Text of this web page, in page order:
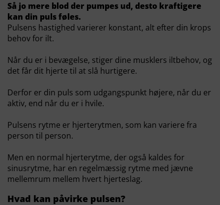
Så jo mere blod der pumpes ud, desto kraftigere
kan din puls føles.
Pulsens hastighed varierer konstant, alt efter din krops
behov for ilt.
Når du er i bevægelse, stiger dine musklers iltbehov, og
det får dit hjerte til at slå hurtigere.
Derfor er din puls som udgangspunkt højere, når du er
aktiv, end når du er i hvile.
Pulsens rytme er hjerterytmen, som kan variere fra
person til person.
Men en normal hjerterytme, der også kaldes for
sinusrytme, har en regelmæssig rytme med jævne
mellemrum mellem hvert hjerteslag.
Hvad kan påvirke pulsen?